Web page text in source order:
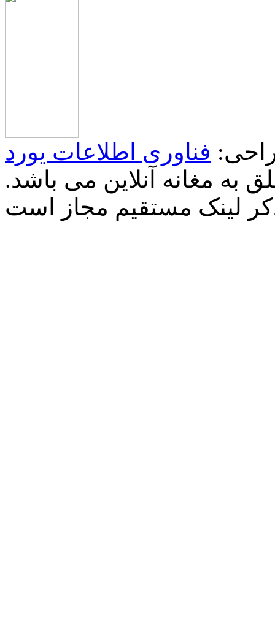
فناوری اطلاعات یورد
به مغانه آنلاین می باشد.